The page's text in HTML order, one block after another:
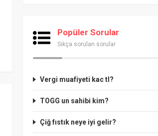
Popüler Sorular
Sıkça sorulan sorular
Vergi muafiyeti kac tl?
TOGG un sahibi kim?
Çiğ fıstık neye iyi gelir?